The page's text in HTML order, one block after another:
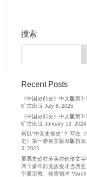
搜索
Recent Posts
《中国史前史》中文版第
旷古出版 July 8, 2025
《中国史前史》中文版第
旷古出版 January 13, 2024
何以“中国史前史“？ 写在
史》第一卷英文版出版首
3, 2023
夏禹史迹在苏美尔锲形文字
四千多年前羌族俊才当西
宁夏宗教、传青铜术